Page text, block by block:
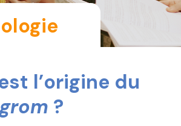
l’origine du
?